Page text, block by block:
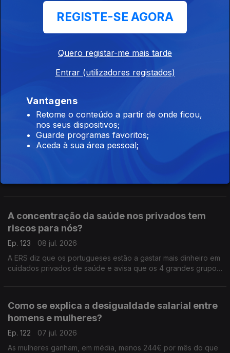
O que vai mudar para senhorios e para
O Governo aprovou uma reforma do arrendamento. Dois
rendas antigas de inquilinos com menos de 65 anos podem
ser descongeladas e aumentar. Análise de Clara Teixeira
Vem aí uma nova onda de aumentos nos
combustíveis?
A concentração da saúde nos privados tem
riscos para nós?
Ep. 123
08 jul. 2026
A ERS diz que os portugueses estão a gastar mais dinheiro em
cuidados privados de saúde e avisa que os 4 grandes grupos
Como se explica a desigualdade salarial entre
homens e mulheres?
Ep. 122
07 jul. 2026
As mulheres ganham, em média, menos 244€ por mês do que
REGISTE-SE AGORA
Quero registar-me mais tarde
Entrar (utilizadores registados)
Vantagens
Retome o conteúdo a partir de onde ficou,
nos seus dispositivos;
Guarde programas favoritos;
Aceda à sua área pessoal;